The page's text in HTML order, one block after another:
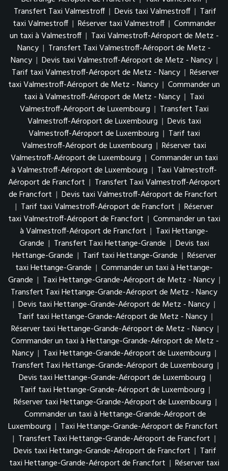
Transfert Taxi Valmestroff | Devis taxi Valmestroff | Tarif
taxi Valmestroff | Réserver taxi Valmestroff | Commander
un taxi à Valmestroff | Taxi Valmestroff-Aéroport de Metz -
Nancy | Transfert Taxi Valmestroff-Aéroport de Metz -
Nancy | Devis taxi Valmestroff-Aéroport de Metz - Nancy |
Tarif taxi Valmestroff-Aéroport de Metz - Nancy | Réserver
taxi Valmestroff-Aéroport de Metz - Nancy | Commander un
taxi à Valmestroff-Aéroport de Metz - Nancy | Taxi
Valmestroff-Aéroport de Luxembourg | Transfert Taxi
Valmestroff-Aéroport de Luxembourg | Devis taxi
Valmestroff-Aéroport de Luxembourg | Tarif taxi
Valmestroff-Aéroport de Luxembourg | Réserver taxi
Valmestroff-Aéroport de Luxembourg | Commander un taxi
à Valmestroff-Aéroport de Luxembourg | Taxi Valmestroff-
Aéroport de Francfort | Transfert Taxi Valmestroff-Aéroport
de Francfort | Devis taxi Valmestroff-Aéroport de Francfort
| Tarif taxi Valmestroff-Aéroport de Francfort | Réserver
taxi Valmestroff-Aéroport de Francfort | Commander un taxi
à Valmestroff-Aéroport de Francfort | Taxi Hettange-
Grande | Transfert Taxi Hettange-Grande | Devis taxi
Hettange-Grande | Tarif taxi Hettange-Grande | Réserver
taxi Hettange-Grande | Commander un taxi à Hettange-
Grande | Taxi Hettange-Grande-Aéroport de Metz - Nancy |
Transfert Taxi Hettange-Grande-Aéroport de Metz - Nancy
| Devis taxi Hettange-Grande-Aéroport de Metz - Nancy |
Tarif taxi Hettange-Grande-Aéroport de Metz - Nancy |
Réserver taxi Hettange-Grande-Aéroport de Metz - Nancy |
Commander un taxi à Hettange-Grande-Aéroport de Metz -
Nancy | Taxi Hettange-Grande-Aéroport de Luxembourg |
Transfert Taxi Hettange-Grande-Aéroport de Luxembourg |
Devis taxi Hettange-Grande-Aéroport de Luxembourg |
Tarif taxi Hettange-Grande-Aéroport de Luxembourg |
Réserver taxi Hettange-Grande-Aéroport de Luxembourg |
Commander un taxi à Hettange-Grande-Aéroport de
Luxembourg | Taxi Hettange-Grande-Aéroport de Francfort
| Transfert Taxi Hettange-Grande-Aéroport de Francfort |
Devis taxi Hettange-Grande-Aéroport de Francfort | Tarif
taxi Hettange-Grande-Aéroport de Francfort | Réserver taxi